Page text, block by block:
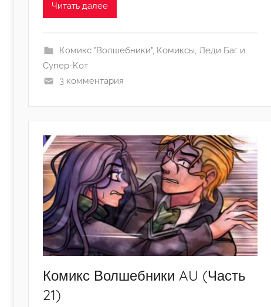
e
5
2
3
Читать далее
Комикс "Волшебники", Комиксы, Леди Баг и
Супер-Кот
3 комментария
Комикс Волшебники AU (Часть
21)